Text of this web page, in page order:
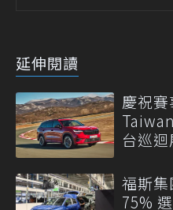
延伸閱讀
慶祝
台巡迴
福斯
75%